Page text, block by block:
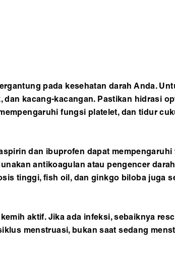
pada kesehatan darah Anda.
dan kacang-kacangan. Pastikan hidrasi
fungsi platelet, dan tidur
dan ibuprofen dapat
antikoagulan atau pengencer
tinggi, fish oil, dan ginkgo biloba juga
aktif. Jika ada infeksi, sebaiknya
menstruasi, bukan saat sedang